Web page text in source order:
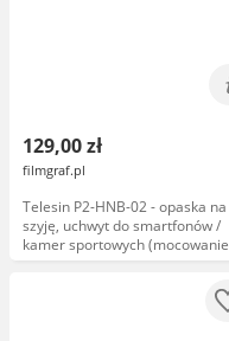
129,00 zł
filmgraf.pl
Telesin P2-HNB-02 - opaska na
szyję, uchwyt do smartfonów /
kamer sportowych (mocowanie
GoPro, gwint 1/4", pierścień